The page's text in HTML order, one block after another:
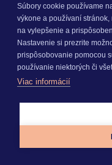
4 min. čítania
Aktuality
Ako efektívne
objednávok bez
Jeseň je pre väčšinu
Black Friday, Vianoce
majú spoločný znak:
Súbory cookie používame
výkone a používaní
na vylepšenie a
Nastavenie si prezrite
prispôsobovanie pomocou
používanie niektorých či
Viac informácií